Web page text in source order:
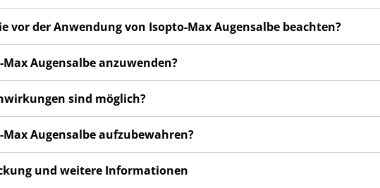
vor der Anwendung von Isopto-Max Augensalbe beachten?
Augensalbe anzuwenden?
sind möglich?
Max Augensalbe aufzubewahren?
und weitere Informationen